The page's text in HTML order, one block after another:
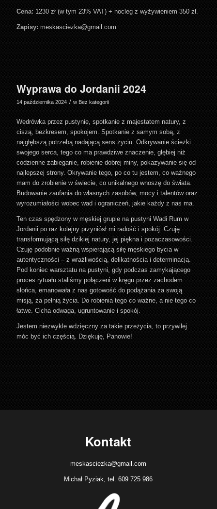
Cena: 1230 zł (w tym 23% VAT) + nocleg z wyżywieniem 350 zł.
Zapisy: meskasciezka@gmail.com
Wyprawa do Jordanii 2024
14 października 2024 / w Bez kategorii
Wędrówka przez pustynię, spotkanie z majestatem natury, z
ciszą, bezkresem, spokojem. Spotkanie z samym sobą, z
najgłębszą potrzebą nadającą sens życiu. Odkrywanie ścieżki
swojego serca, tego co ma prawdziwe znaczenie, głębiej niż
codzienne zabieganie, robienie dobrej miny, pokazywanie się od
najlepszej strony. Okrywanie tego, po co tu jestem, co ważnego
mam do zrobienie w świecie, co unikalnego wnoszę do świata.
Budowanie zaufania do własnych zasobów, mocy i talentów oraz
wyrozumiałości wobec wad i ograniczeń, jakie każdy z nas ma.
Ten czas spędzony w męskiej grupie na pustyni Wadi Rum w
Jordanii po raz kolejny przyniósł mi radość i spokój. Czuję
transformującą siłę dzikiej natury, jej piękna i pozaczasowości.
Czuję podobnie ważną wspierającą siłę męskiego bycia w
autentyczności – z wrażliwością, delikatnością i determinacją.
Pod koniec warsztatu na pustyni, gdy podczas zamykającego
proces rytuału staliśmy połączeni w kręgu przez zachodem
słońca, emanowała z nas gotowość do podążania za swoją
misją, za pełnią życia. Do robienia tego co ważne, a nie tego co
łatwe. Cicha odwaga, ugruntowanie i spokój.
Jestem niezwykle wdzięczny za takie przeżycia, to przywilej
móc być ich częścią. Dziękuję, Panowie!
Kontakt
meskasciezka@gmail.com
Michał Pyziak, tel. 609 725 986